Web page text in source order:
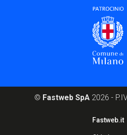
© Fastweb SpA 2026 -
Fastweb.it